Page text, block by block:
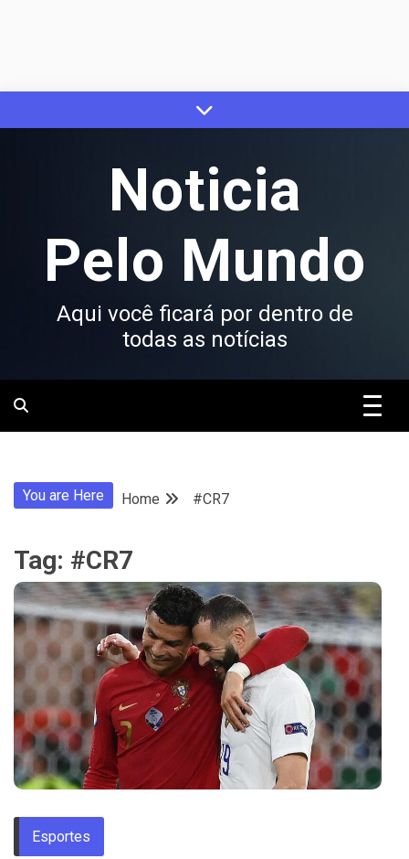
to
Noticia
Pelo Mundo
Aqui você ficará por dentro de
todas as notícias
You are Here Home #CR7
Tag: #CR7
Esportes